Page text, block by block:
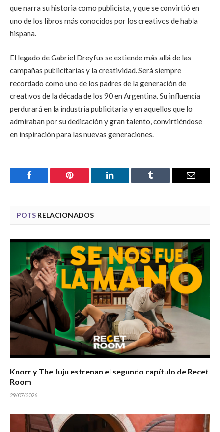
que narra su historia como publicista, y que se convirtió en
uno de los libros más conocidos por los creativos de habla
hispana.
El legado de Gabriel Dreyfus se extiende más allá de las
campañas publicitarias y la creatividad. Será siempre
recordado como uno de los padres de la generación de
creativos de la década de los 90 en Argentina. Su influencia
perdurará en la industria publicitaria y en aquellos que lo
admiraban por su dedicación y gran talento, convirtiéndose
en inspiración para las nuevas generaciones.
Facebook Pinterest LinkedIn Tumblr Email
POTS RELACIONADOS
Knorr y The Juju estrenan el segundo capítulo de Recet
Room
29/07/2026